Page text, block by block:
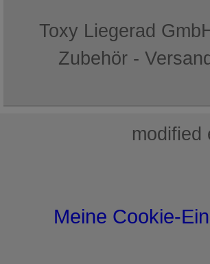
Toxy Liegerad
Zubehör -
mod ified
Meine Cookie-